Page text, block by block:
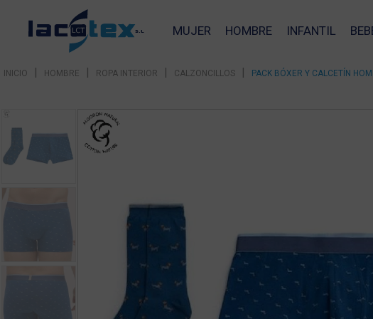
MUJER HOMBRE INFANTIL
INICIO | HOMBRE | ROPA INTERIOR | CALZONCILLOS | PACK BÓXER Y CALCETÍN